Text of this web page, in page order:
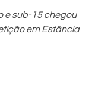
e sub-15 chegou
em Estância